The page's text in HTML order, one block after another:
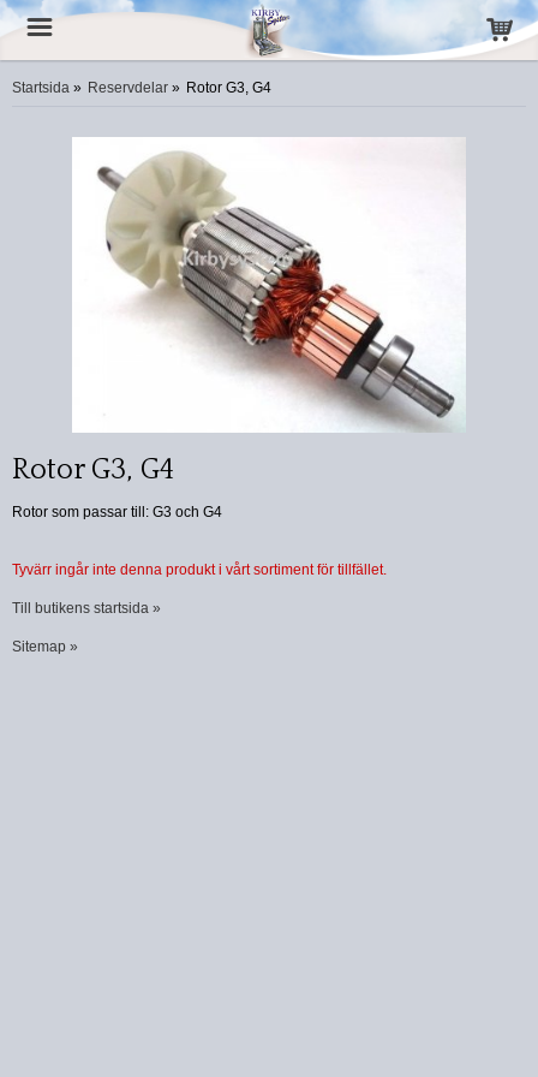
Startsida » Reservdelar » Rotor G3, G4
Rotor G3, G4
Rotor som passar till: G3 och G4
Tyvärr ingår inte denna produkt i vårt sortiment för tillfället.
Till butikens startsida »
Sitemap »